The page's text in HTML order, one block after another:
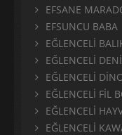
EFSANE
EFSUNCU BABA
EĞLENCELİ
EĞLENCELİ
EĞLENCELİ
EĞLENCELİ FİL
EĞLENCELİ
EĞLENCELİ